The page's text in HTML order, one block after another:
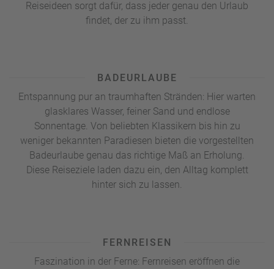
Reiseideen sorgt dafür, dass jeder genau den Urlaub
findet, der zu ihm passt.
BADEURLAUBE
Entspannung pur an traumhaften Stränden: Hier warten
glasklares Wasser, feiner Sand und endlose
Sonnentage. Von beliebten Klassikern bis hin zu
weniger bekannten Paradiesen bieten die vorgestellten
Badeurlaube genau das richtige Maß an Erholung.
Diese Reiseziele laden dazu ein, den Alltag komplett
hinter sich zu lassen.
FERNREISEN
Faszination in der Ferne: Fernreisen eröffnen die